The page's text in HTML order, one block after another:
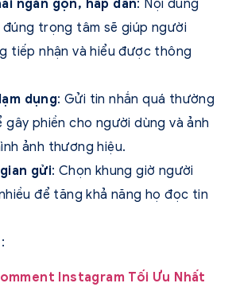
ngắn gọn, hấp dẫn: Nội dung
đúng trọng tâm sẽ giúp người
tiếp nhận và hiểu được thông
dụng: Gửi tin nhắn quá thường
gây phiền cho người dùng và ảnh
ảnh thương hiệu.
gửi: Chọn khung giờ người
để tăng khả năng họ đọc tin
Instagram Tối Ưu Nhất